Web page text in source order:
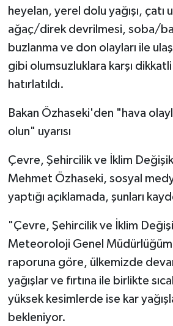
heyelan, yerel dolu yağışı, çatı
ağaç/direk devrilmesi, soba/
buzlanma ve don olayları ile
gibi olumsuzluklara karşı dikkatli
hatırlatıldı.
Bakan Özhaseki'den "hava
olun" uyarısı
Çevre, Şehircilik ve İklim
Mehmet Özhaseki, sosyal
yaptığı açıklamada, şunları
"Çevre, Şehircilik ve İklim
Meteoroloji Genel
raporuna göre, ülkemizde
yağışlar ve fırtına ile birlikte
yüksek kesimlerde ise kar
bekleniyor.